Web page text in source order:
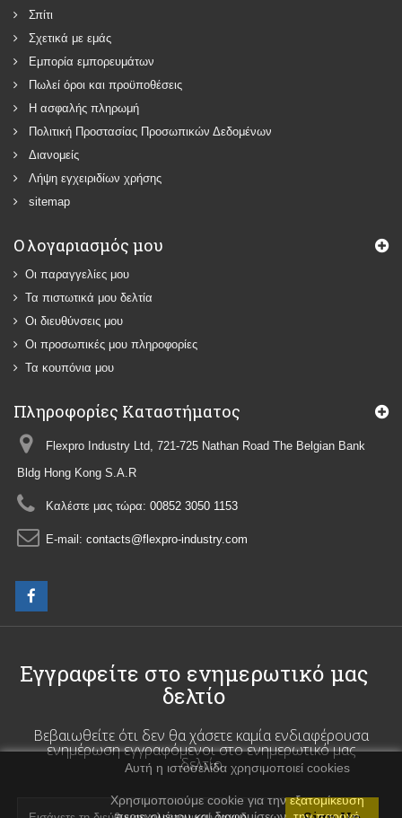
Σπίτι
Σχετικά με εμάς
Εμπορία εμπορευμάτων
Πωλεί όροι και προϋποθέσεις
Η ασφαλής πληρωμή
Πολιτική Προστασίας Προσωπικών Δεδομένων
Διανομείς
Λήψη εγχειριδίων χρήσης
sitemap
Ο λογαριασμός μου
Οι παραγγελίες μου
Τα πιστωτικά μου δελτία
Οι διευθύνσεις μου
Οι προσωπικές μου πληροφορίες
Τα κουπόνια μου
Πληροφορίες Καταστήματος
Flexpro Industry Ltd, 721-725 Nathan Road The Belgian Bank
Bldg Hong Kong S.A.R
Καλέστε μας τώρα: 00852 3050 1153
E-mail: contacts@flexpro-industry.com
Εγγραφείτε στο ενημερωτικό μας
δελτίο
Βεβαιωθείτε ότι δεν θα χάσετε καμία ενδιαφέρουσα
ενημέρωση εγγραφόμενοι στο ενημερωτικό μας
δελτίο
Αυτή η ιστοσελίδα χρησιμοποιεί cookies
Χρησιμοποιούμε cookie για την εξατομίκευση